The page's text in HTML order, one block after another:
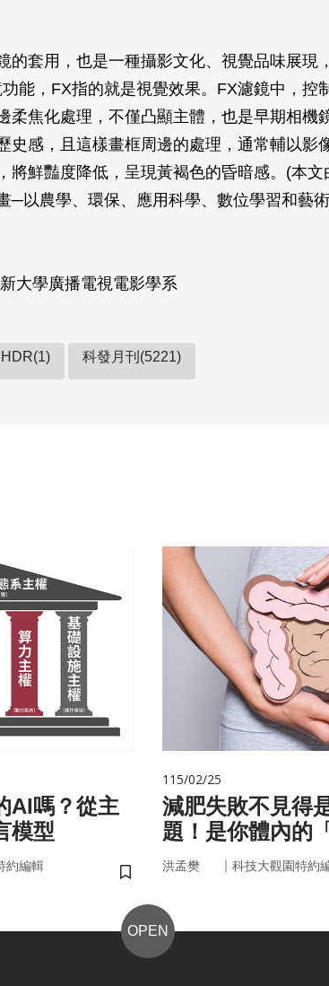
的套用，也是一種攝影文化、視覺品味展現
能，FX指的就是視覺效果。FX濾鏡中，控
柔焦化處理，不僅凸顯主體，也是早期相機
史感，且這樣畫框周邊的處理，通常輔以影
將鮮豔度降低，呈現黃褐色的昏暗感。(本文
─以農學、環保、應用科學、數位學習和藝
大學廣播電視電影學系
HDR(1) 科發月刊(5221)
AI嗎？從主
模型
約編輯
儲存書籤
115/02/25
減肥失敗不見得
題！是你體內的
家」在幫你囤油
洪孟樊 ｜ 科技大觀園特約
OPEN